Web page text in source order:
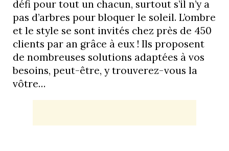
défi pour tout un chacun, surtout s’il n’y a
pas d’arbres pour bloquer le soleil. L’ombre
et le style se sont invités chez près de 450
clients par an grâce à eux ! Ils proposent
de nombreuses solutions adaptées à vos
besoins, peut-être, y trouverez-vous la
vôtre…